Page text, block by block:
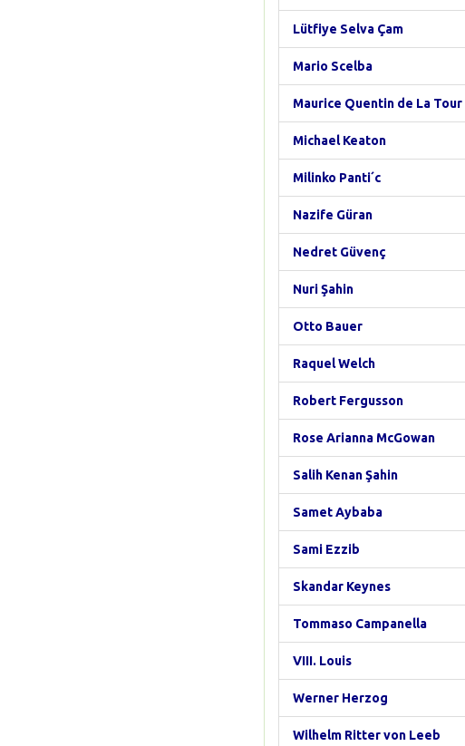
Lütfiye Selva Çam
Mario Scelba
Maurice Quentin de La Tour
Michael Keaton
Milinko Panti´c
Nazife Güran
Nedret Güvenç
Nuri Şahin
Otto Bauer
Raquel Welch
Robert Fergusson
Rose Arianna McGowan
Salih Kenan Şahin
Samet Aybaba
Sami Ezzib
Skandar Keynes
Tommaso Campanella
VIII. Louis
Werner Herzog
Wilhelm Ritter von Leeb